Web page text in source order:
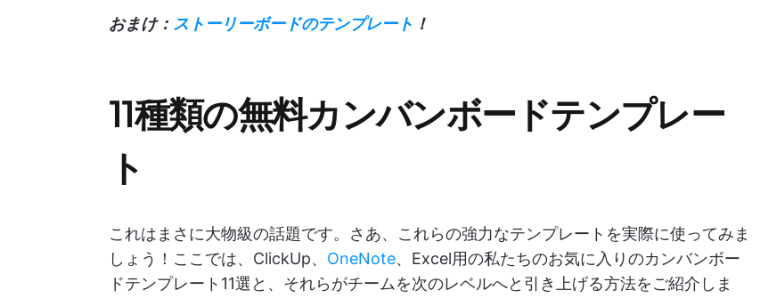
おまけ： ストーリーボードのテンプレート ！
11種類の無料カンバンボードテンプレー
ト
これはまさに大物級の話題です。さあ、これらの強力なテンプレートを実際に使ってみま
しょう！ここでは、ClickUp、 OneNote、Excel用の私たちのお気に入りのカンバンボー
ドテンプレート11選と、それらがチームを次のレベルへと引き上げる方法をご紹介しま